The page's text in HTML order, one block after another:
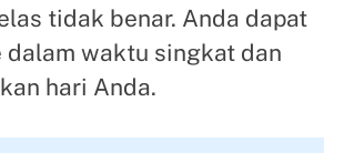
tidak benar. Anda dapat
dalam waktu singkat dan
hari Anda.